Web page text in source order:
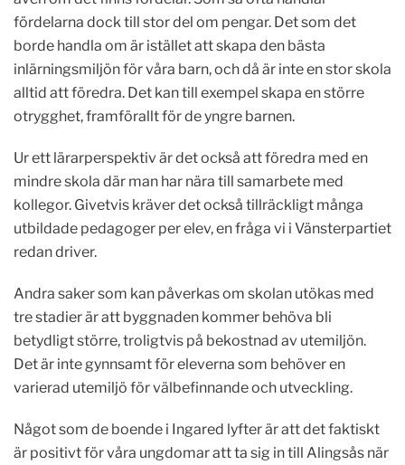
fördelarna dock till stor del om pengar. Det som det
borde handla om är istället att skapa den bästa
inlärningsmiljön för våra barn, och då är inte en stor skola
alltid att föredra. Det kan till exempel skapa en större
otrygghet, framförallt för de yngre barnen.
Ur ett lärarperspektiv är det också att föredra med en
mindre skola där man har nära till samarbete med
kollegor. Givetvis kräver det också tillräckligt många
utbildade pedagoger per elev, en fråga vi i Vänsterpartiet
redan driver.
Andra saker som kan påverkas om skolan utökas med
tre stadier är att byggnaden kommer behöva bli
betydligt större, troligtvis på bekostnad av utemiljön.
Det är inte gynnsamt för eleverna som behöver en
varierad utemiljö för välbefinnande och utveckling.
Något som de boende i Ingared lyfter är att det faktiskt
är positivt för våra ungdomar att ta sig in till Alingsås när